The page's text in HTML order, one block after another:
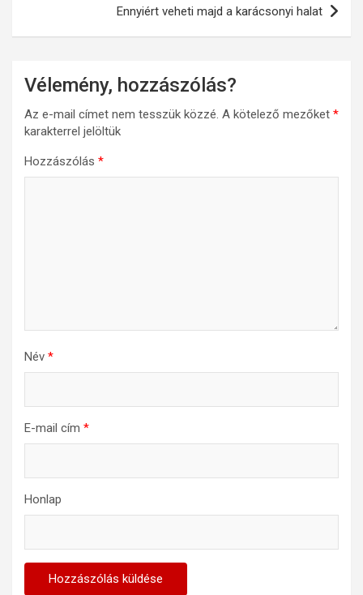
Ennyiért veheti majd a karácsonyi halat
Vélemény, hozzászólás?
Az e-mail címet nem tesszük közzé. A kötelező mezőket *
karakterrel jelöltük
Hozzászólás *
Név *
E-mail cím *
Honlap